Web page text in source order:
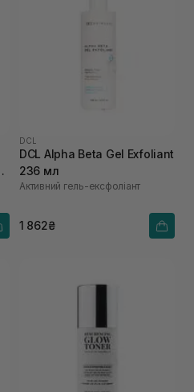
DCL
DCL Alpha Beta Gel Exfoliant
236 мл
Активний гель-ексфоліант
1 862₴